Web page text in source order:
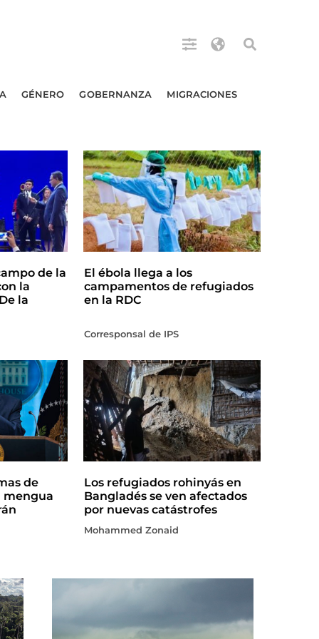
GÉNERO GOBERNANZA MIGRACIONES
de la
la
la
El ébola llega a los
campamentos de refugiados
en la RDC
Corresponsal de IPS
de
mengua
Los refugiados rohinyás en
Bangladés se ven afectados
por nuevas catástrofes
Mohammed Zonaid